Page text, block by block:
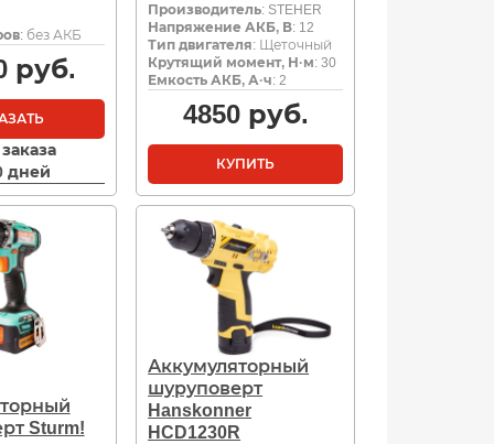
: без АКБ
руб.
дней
Производитель: STEHER
Напряжение АКБ, В: 12
Тип двигателя: Щеточный
Крутящий момент, Н·м: 30
Емкость АКБ, А·ч: 2
4850руб.
КУПИТЬ
Sturm!
Аккумуляторный
шуруповерт
Hanskonner
HCD1230R